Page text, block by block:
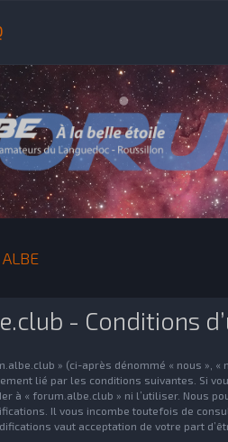
- Conditions
» (ci-après dénommé « nous »,
lié par les conditions suivantes. Si
à « forum.albe.club » ni l’utiliser. Nous
Il vous incombe toutefois de
vaut acceptation de votre part